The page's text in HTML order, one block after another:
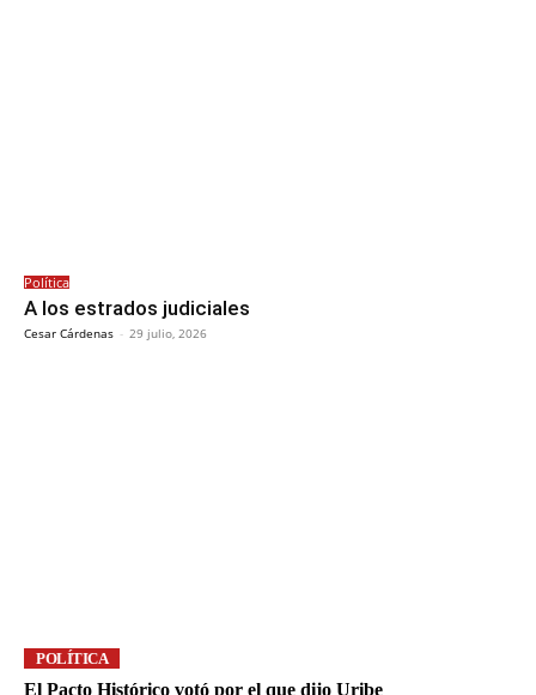
Política
A los estrados judiciales
Cesar Cárdenas - 29 julio, 2026
POLÍTICA
El Pacto Histórico votó por el que dijo Uribe